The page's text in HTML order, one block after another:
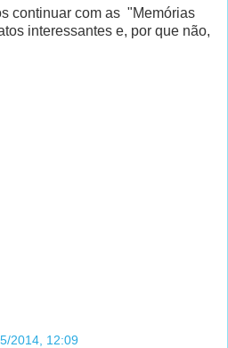
continuar com as "Memórias
interessantes e, por que não,
2014, 12:09